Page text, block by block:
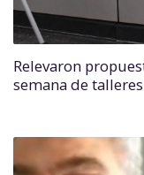
Relevaron
semana de talleres